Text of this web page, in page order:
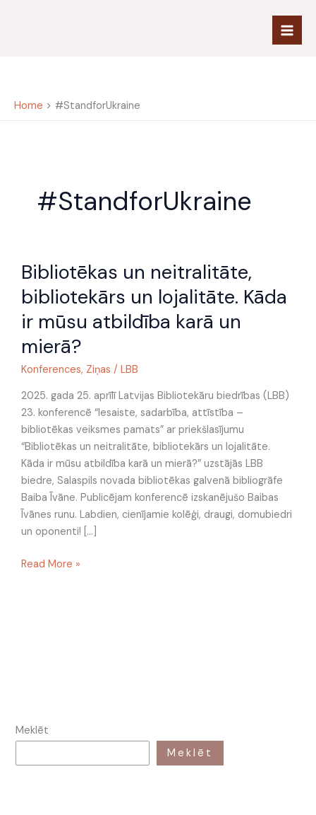
Home #StandforUkraine
#StandforUkraine
Bibliotēkas un neitralitāte,
bibliotekārs un lojalitāte. Kāda
ir mūsu atbildība karā un
mierā?
Konferences, Ziņas / LBB
2025. gada 25. aprīlī Latvijas Bibliotekāru biedrības (LBB)
23. konferencē “Iesaiste, sadarbība, attīstība –
bibliotēkas veiksmes pamats” ar priekšlasījumu
“Bibliotēkas un neitralitāte, bibliotekārs un lojalitāte.
Kāda ir mūsu atbildība karā un mierā?” uzstājās LBB
biedre, Salaspils novada bibliotēkas galvenā bibliogrāfe
Baiba Īvāne. Publicējam konferencē izskanējušo Baibas
Īvānes runu. Labdien, cienījamie kolēģi, draugi, domubiedri
un oponenti! […]
un
bibliotekārs
un
lojalitāte.
Kāda
ir
atbildība
Read More »
Meklēt
Meklēt